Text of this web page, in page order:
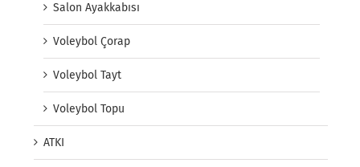
Salon Ayakkabısı
Voleybol Çorap
Voleybol Tayt
Voleybol Topu
ATKI